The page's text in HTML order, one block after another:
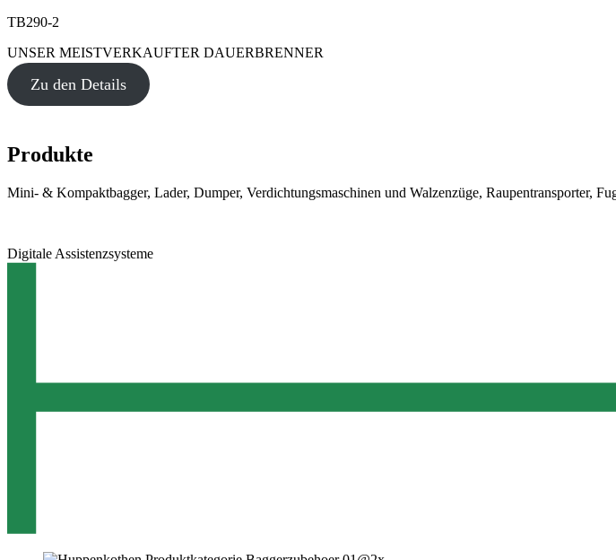
TB290-2
UNSER MEISTVERKAUFTER DAUERBRENNER
Zu den Details
Produkte
Mini- & Kompaktbagger, Lader, Dumper, Verdichtungsmaschinen und Walzenzüge, Raupentransporter,
Digitale Assistenzsysteme